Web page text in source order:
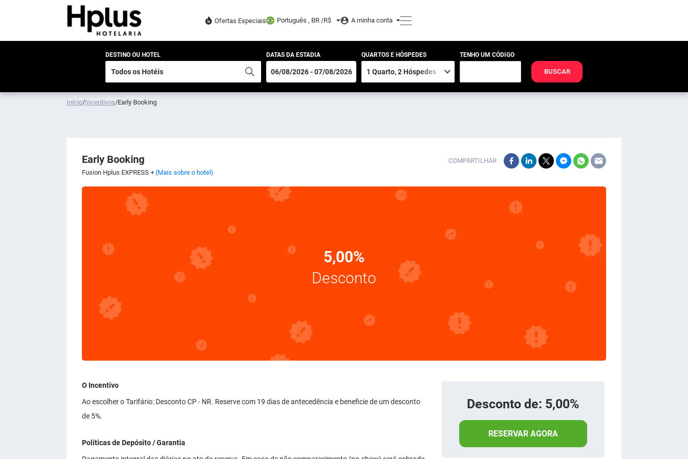
Ofertas Especiais Português , BR /R$ A minha conta
DESTINO OU HOTEL DATAS DA ESTADIA QUARTOS E HÓSPEDES TENHO UM CÓDIGO
BUSCAR
Início/Incentivos/Early Booking
Early Booking
Fusion Hplus EXPRESS + (Mais sobre o hotel)
COMPARTILHAR
5,00%
Desconto
O Incentivo
Ao escolher o Tarifário: Desconto CP - NR. Reserve com 19 dias de antecedência e beneficie de um desconto
de 5%.
Políticas de Depósito / Garantia
Desconto de: 5,00%
RESERVAR AGORA